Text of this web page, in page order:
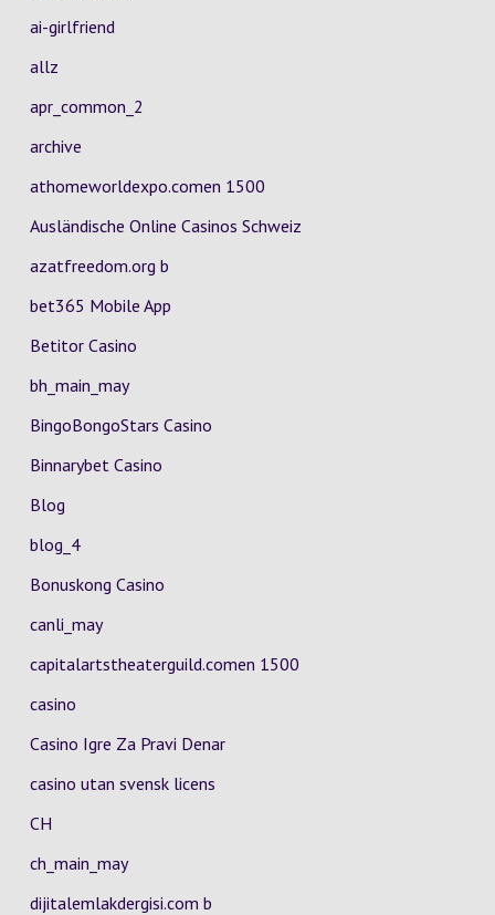
ai-girlfriend
allz
apr_common_2
archive
athomeworldexpo.comen 1500
Ausländische Online Casinos Schweiz
azatfreedom.org b
bet365 Mobile App
Betitor Casino
bh_main_may
BingoBongoStars Casino
Binnarybet Casino
Blog
blog_4
Bonuskong Casino
canli_may
capitalartstheaterguild.comen 1500
casino
Casino Igre Za Pravi Denar
casino utan svensk licens
CH
ch_main_may
dijitalemlakdergisi.com b